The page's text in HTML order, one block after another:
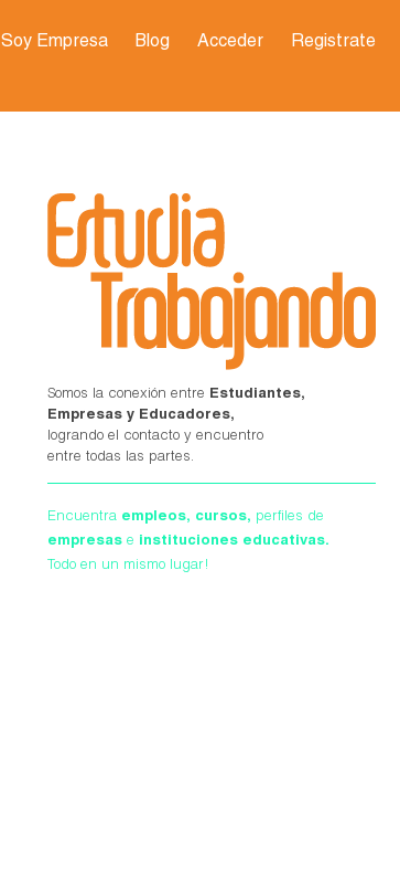
Soy Empresa Blog Acceder Registrate
Somos la conexión entre Estudiantes,
Empresas y Educadores,
logrando el contacto y encuentro
entre todas las partes.
Encuentra empleos, cursos, perfiles de
empresas e instituciones educativas.
Todo en un mismo lugar!